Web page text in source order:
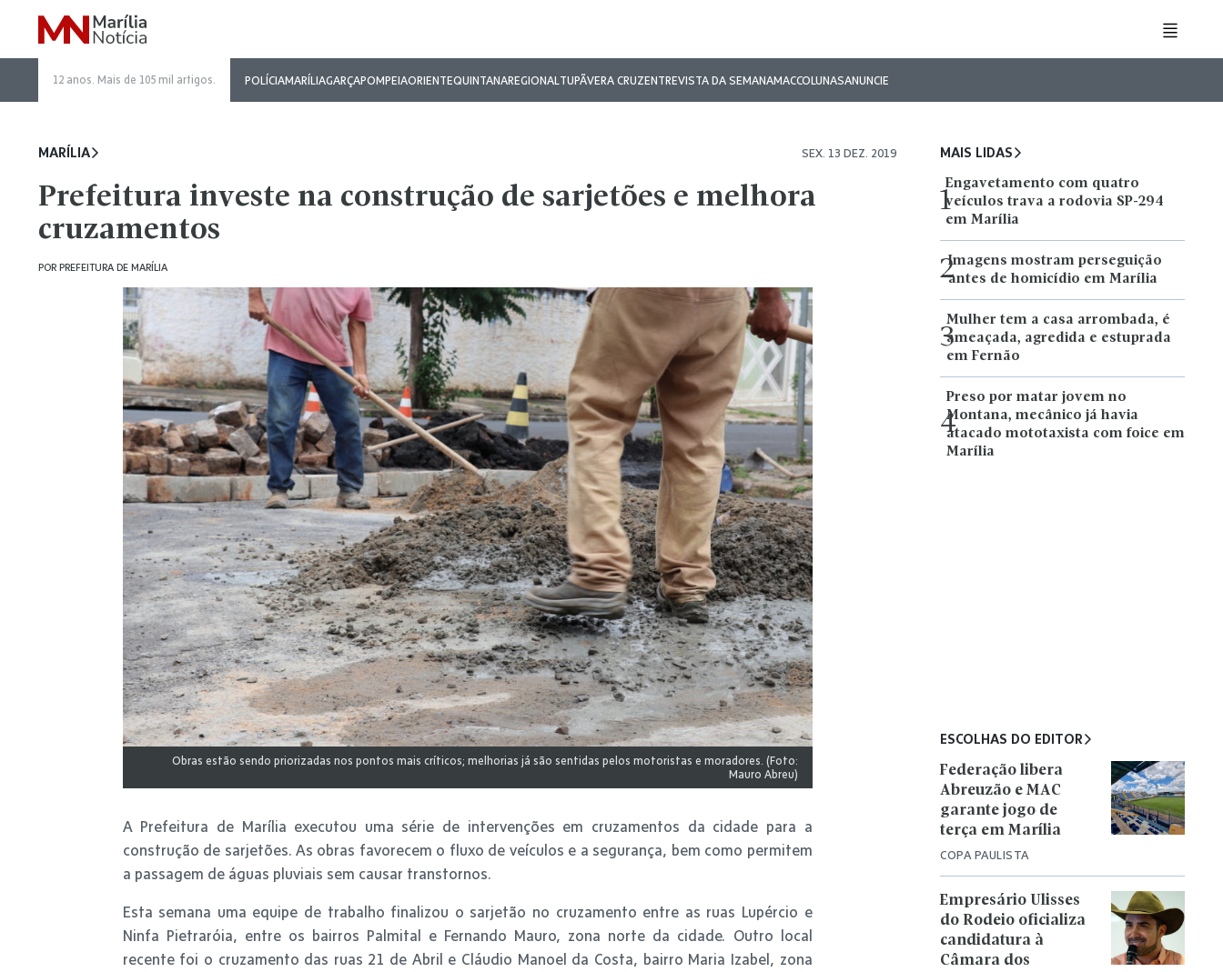
12 anos. Mais de 105 mil artigos. POLÍCIAMARÍLIAGARÇAPOMPEIAORIENTEQUINTANAREGIONALTUPÃVERA CRUZENTREVISTA DA SEMANAMACCOLUNASANUNCIE
MARÍLIA SEX. 13 DEZ. 2019
Prefeitura investe na construção de sarjetões e melhora
cruzamentos
POR PREFEITURA DE MARÍLIA
Obras estão sendo priorizadas nos pontos mais críticos; melhorias já são sentidas pelos motoristas e moradores. (Foto:
Mauro Abreu)
A Prefeitura de Marília executou uma série de intervenções em cruzamentos da cidade para a
construção de sarjetões. As obras favorecem o fluxo de veículos e a segurança, bem como permitem
a passagem de águas pluviais sem causar transtornos.
Esta semana uma equipe de trabalho finalizou o sarjetão no cruzamento entre as ruas Lupércio e
Ninfa Pietraróia, entre os bairros Palmital e Fernando Mauro, zona norte da cidade. Outro local
recente foi o cruzamento das ruas 21 de Abril e Cláudio Manoel da Costa, bairro Maria Izabel, zona
MAIS LIDAS
1
Engavetamento com quatro
veículos trava a rodovia SP-294
em Marília
2Imagens mostram perseguição
antes de homicídio em Marília
3
Mulher tem a casa arrombada, é
ameaçada, agredida e estuprada
em Fernão
4
Preso por matar jovem no
Montana, mecânico já havia
atacado mototaxista com foice em
Marília
ESCOLHAS DO EDITOR
COPA PAULISTA
Federação libera
Abreuzão e MAC
garante jogo de
terça em Marília
Empresário Ulisses
do Rodeio oficializa
candidatura à
Câmara dos